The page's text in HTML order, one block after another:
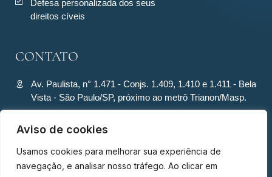
Aviso de cookies
Usamos cookies para melhorar sua experiência de
navegação, e analisar nosso tráfego. Ao clicar em
Defesa personalizada dos seus
direitos cíveis
CONTATO
Av. Paulista, n° 1.471 - Conjs. 1.409, 1.410 e 1.411 - Bela
Vista - São Paulo/SP, próximo ao metrô Trianon/Masp.
(11) 94280-4701